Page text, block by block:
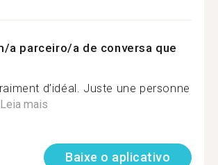
a parceiro/a de conversa que
d’idéal. Juste une personne
Leia mais
Baixe o aplicativo